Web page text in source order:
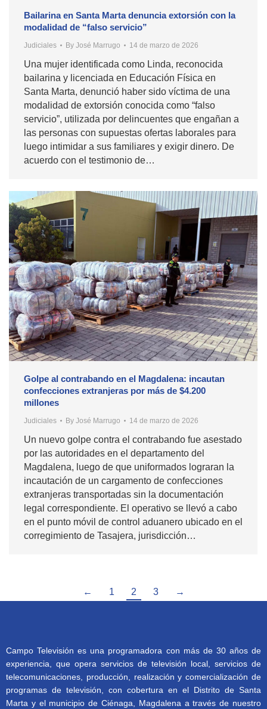
Bailarina en Santa Marta denuncia extorsión con la
modalidad de “falso servicio”
Judiciales By José Marrugo 14 de marzo de 2026
Una mujer identificada como Linda, reconocida
bailarina y licenciada en Educación Física en
Santa Marta, denunció haber sido víctima de una
modalidad de extorsión conocida como “falso
servicio”, utilizada por delincuentes que engañan a
las personas con supuestas ofertas laborales para
luego intimidar a sus familiares y exigir dinero. De
acuerdo con el testimonio de…
Golpe al contrabando en el Magdalena: incautan
confecciones extranjeras por más de $4.200
millones
Judiciales By José Marrugo 14 de marzo de 2026
Un nuevo golpe contra el contrabando fue asestado
por las autoridades en el departamento del
Magdalena, luego de que uniformados lograran la
incautación de un cargamento de confecciones
extranjeras transportadas sin la documentación
legal correspondiente. El operativo se llevó a cabo
en el punto móvil de control aduanero ubicado en el
corregimiento de Tasajera, jurisdicción…
← 1 2 3 →
Campo Televisión es una programadora con más de 30 años de
experiencia, que opera servicios de televisión local, servicios de
telecomunicaciones, producción, realización y comercialización de
programas de televisión, con cobertura en el Distrito de Santa
Marta y el municipio de Ciénaga, Magdalena a través de nuestro